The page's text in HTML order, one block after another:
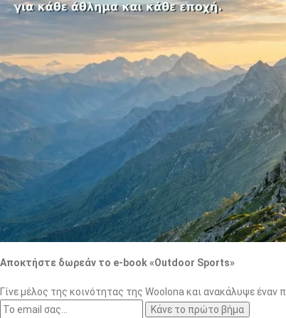
Αποκτήστε δωρεάν το e-book «Outdoor Sports»
Γίνε μέλος της κοινότητας της Woolona και ανακάλυψε